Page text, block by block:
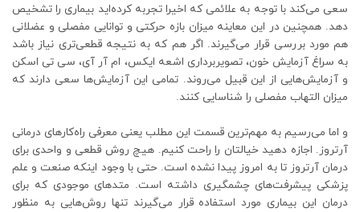
سعی می‌کند با توجه به علائمی که اخیرا تجربه کرده‌اید بیماری را تشخیص
دهد. همچنین در این معاینه میزان بازه حرکتی و توانایی مفصلی و عضلانی
هم مورد بررسی قرار می‌گیرند. اگر هم که به نتیجه قطعی‌تری نیاز باشد
به سراغ آزمایش خون، تصویربرداری اشعه ایکس، ام آر آی، سی تی اسکن
و آزمایش‌هایی از این قبیل می‌روند. تمامی این آزمایش‌ها سعی دارند که
میزان التهاب مفصلی را شناسایی کنند.
و اما می‌رسیم به مهم‌ترین قسمت این مطلب یعنی معرفی راه‌کارهای درمانی
آرتروز. اجازه دهید خیالتان را راحت کنیم. هیچ روش قطعی و واحدی برای
درمان آرتروز تا به امروز پیدا نشده است. حتی با وجود اینکه صنعت و علم
پزشکی پیشرفت‌های چشمگیری داشته است. متدهای موجودی که برای
درمان این بیماری مورد استفاده قرار می‌گیرند تنها روش‌هایی به منظور